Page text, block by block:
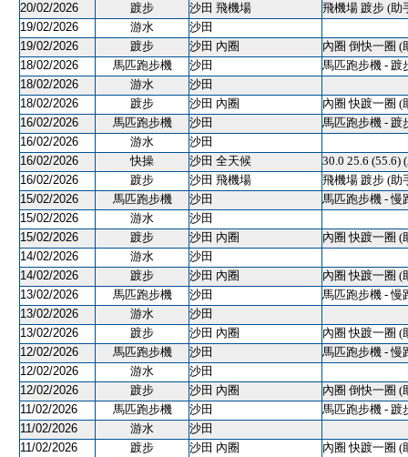
20/02/2026
踱步 沙田 飛機場
飛機場 踱步 (助
19/02/2026
游水
沙田
19/02/2026
踱步 沙田 內圈
內圈 倒快一圈 (
18/02/2026
馬匹跑步機 沙田
馬匹跑步機 - 踱
18/02/2026
游水
沙田
18/02/2026
踱步 沙田 內圈
內圈 快踱一圈 (
16/02/2026
馬匹跑步機 沙田
馬匹跑步機 - 踱
16/02/2026
游水
沙田
16/02/2026
快操 沙田 全天候
30.0 25.6 (55.6)
16/02/2026
踱步 沙田 飛機場
飛機場 踱步 (助
15/02/2026
馬匹跑步機 沙田
馬匹跑步機 - 慢
15/02/2026
游水
沙田
15/02/2026
踱步 沙田 內圈
內圈 快踱一圈 (
14/02/2026
游水
沙田
14/02/2026
踱步 沙田 內圈
內圈 快踱一圈 (
13/02/2026
馬匹跑步機 沙田
馬匹跑步機 - 慢
13/02/2026
游水
沙田
13/02/2026
踱步 沙田 內圈
內圈 快踱一圈 (
12/02/2026
馬匹跑步機 沙田
馬匹跑步機 - 慢
12/02/2026
游水
沙田
12/02/2026
踱步 沙田 內圈
內圈 倒快一圈 (
11/02/2026
馬匹跑步機 沙田
馬匹跑步機 - 踱
11/02/2026
游水
沙田
11/02/2026
踱步 沙田 內圈
內圈 快踱一圈 (